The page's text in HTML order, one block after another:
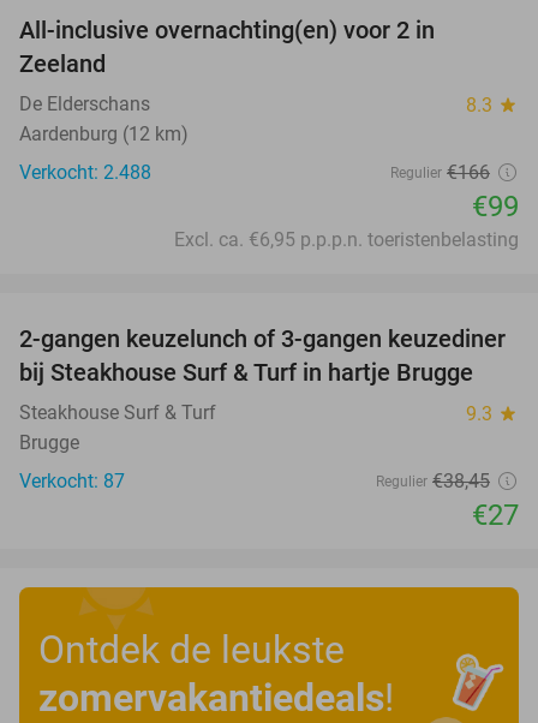
All-inclusive overnachting(en) voor 2 in
Zeeland
De Elderschans 8.3 star
Aardenburg (12 km)
Verkocht: 2.488
Regulier €166
€99
Excl. ca. €6,95 p.p.p.n. toeristenbelasting
30%
2-gangen keuzelunch of 3-gangen keuzediner
bij Steakhouse Surf & Turf in hartje Brugge
Steakhouse Surf & Turf 9.3 star
Brugge
Verkocht: 87
Regulier €38,45
€27
Ontdek de leukste
zomervakantiedeals!